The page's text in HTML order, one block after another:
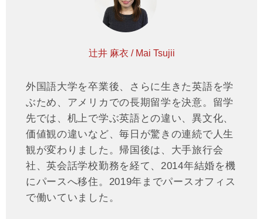
辻井 麻衣 / Mai Tsujii
外国語大学を卒業後、さらに生きた英語を学
ぶため、アメリカでの長期留学を決意。留学
先では、机上で学ぶ英語との違い、異文化、
価値観の違いなど、毎日が驚きの連続で人生
観が変わりました。帰国後は、大手旅行会
社、英会話学校勤務を経て、2014年結婚を機
にパースへ移住。2019年までパースオフィス
で働いていました。